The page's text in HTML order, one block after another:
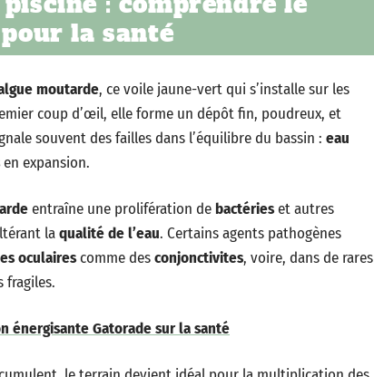
la santé
moutarde, ce voile jaune-vert qui s’installe sur les
coup d’œil, elle forme un dépôt fin, poudreux, et
souvent des failles dans l’équilibre du bassin : eau
en expansion.
entraîne une prolifération de bactérieset autres
laqualité de l’eau. Certains agents pathogènes
oculairescomme desconjonctivites, voire, dans de rares
fragiles.
énergisante Gatorade sur la santé